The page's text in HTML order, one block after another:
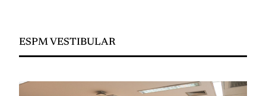
ESPM VESTIBULAR